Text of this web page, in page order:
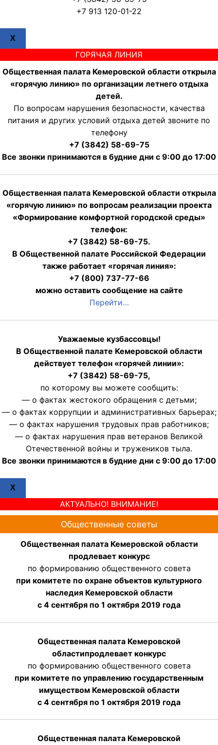
+7 913 120-01-22
X
ГОРЯЧАЯ ЛИНИЯ
Общественная палата Кемеровской области открыла
«горячую линию» по организации летнего отдыха
детей.
По вопросам нарушения безопасности, качества
питания и других условий отдыха детей звоните по
телефону
+7 (3842) 58-69-75
Все звонки принимаются в будние дни с 9:00 до 17:00
Общественная палата Кемеровской области открыла
«горячую линию» по вопросам реализации проекта
«Формирование комфортной городской среды»
телефон:
+7 (3842) 58-69-75.
В Общественной палате Российской Федерации
также работает «горячая линия»:
+7 (800) 737-77-66
можно оставить сообщение на сайте
Перейти…
Уважаемые кузбассовцы!
В Общественной палате Кемеровской области
действует телефон «горячей линии»:
+7 (3842) 58-69-75,
по которому вы можете сообщить:
— о фактах жестокого обращения с детьми;
— о фактах коррупции и административных барьерах;
— о фактах нарушения трудовых прав работников;
— о фактах нарушения прав ветеранов Великой
Отечественной войны и тружеников тыла.
Все звонки принимаются в будние дни с 9:00 до 17:00
X
АКТУАЛЬНО! ВНИМАНИЕ!
Общественные советы
Общественная палата Кемеровской области
продлевает конкурс
по формированию общественного совета
при комитете по охране объектов культурного
наследия Кемеровской области
с 4 сентября по 1 октября 2019 года
Общественная палата Кемеровской
областипродлевает конкурс
по формированию общественного совета
при комитете по управлению государственным
имуществом Кемеровской области
с 4 сентября по 1 октября 2019 года
Общественная палата Кемеровской